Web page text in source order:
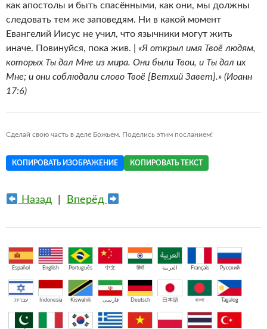
как апостолы и быть спасёнными, как они, мы должны
следовать тем же заповедям. Ни в какой момент
Евангелий Иисус не учил, что язычники могут жить
иначе. Повинуйся, пока жив. | «Я открыл имя Твоё людям,
которых Ты дал Мне из мира. Они были Твои, и Ты дал их
Мне; и они соблюдали слово Твоё [Ветхий Завет].» (Иоанн
17:6)
Сделай свою часть в деле Божьем. Поделись этим посланием!
КОПИРОВАТЬ ИЗОБРАЖЕНИЕ КОПИРОВАТЬ ТЕКСТ
Назад| Вперёд
Español English Português 中文 हिंदी العربية Français Русский
עברית Indonesia Kiswahili فارسی Deutsch 日本語 বাংলা Tagalog